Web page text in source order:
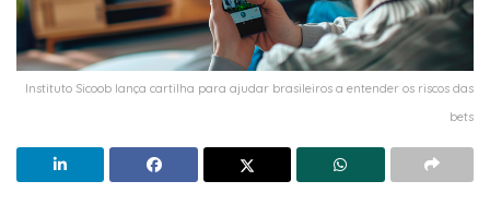
Instituto Sicoob lança cartilha para ajudar brasileiros a entender os riscos das
bets